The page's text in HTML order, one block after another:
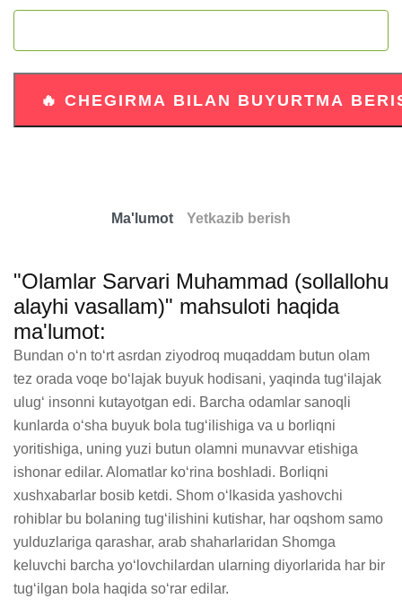
Ma'lumot Yetkazib berish
"Olamlar Sarvari Muhammad (sollallohu
alayhi vasallam)" mahsuloti haqida
ma'lumot:
Bundan o‘n to‘rt asrdan ziyodroq muqaddam butun olam
tez orada voqe bo‘lajak buyuk hodisani, yaqinda tug‘ilajak
ulug‘ insonni kutayotgan edi. Barcha odamlar sanoqli
kunlarda o‘sha buyuk bola tug‘ilishiga va u borliqni
yoritishiga, uning yuzi butun olamni munavvar etishiga
ishonar edilar. Alomatlar ko‘rina boshladi. Borliqni
xushxabarlar bosib ketdi. Shom o‘lkasida yashovchi
rohiblar bu bolaning tug‘ilishini kutishar, har oqshom samo
yulduzlariga qarashar, arab shaharlaridan Shomga
keluvchi barcha yo‘lovchilardan ularning diyorlarida har bir
tug‘ilgan bola haqida so‘rar edilar.